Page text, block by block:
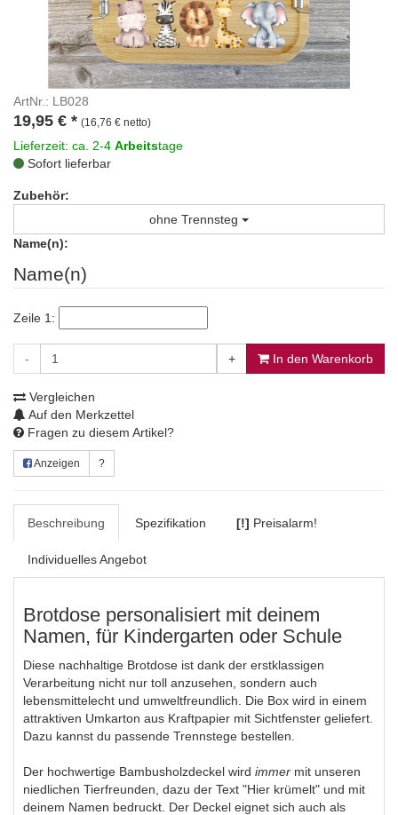
ArtNr.: LB028
19,95 € * (16,76 € netto)
Lieferzeit: ca. 2-4 Arbeitstage
Sofort lieferbar
Zubehör:
ohne Trennsteg
Name(n):
Name(n)
Zeile 1:
- + In den Warenkorb
Vergleichen
Auf den Merkzettel
Fragen zu diesem Artikel?
Anzeigen ?
Beschreibung Spezifikation [!] Preisalarm!
Individuelles Angebot
Brotdose personalisiert mit deinem
Namen, für Kindergarten oder Schule
Diese nachhaltige Brotdose ist dank der erstklassigen
Verarbeitung nicht nur toll anzusehen, sondern auch
lebensmittelecht und umweltfreundlich. Die Box wird in einem
attraktiven Umkarton aus Kraftpapier mit Sichtfenster geliefert.
Dazu kannst du passende Trennstege bestellen.
Der hochwertige Bambusholzdeckel wird immer mit unseren
niedlichen Tierfreunden, dazu der Text "Hier krümelt" und mit
deinem Namen bedruckt. Der Deckel eignet sich auch als